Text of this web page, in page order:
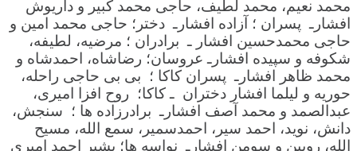
محمد نعیم، محمد لطیف، حاجی محمد کبیر و داریوش
افشارـ پسران ؛ آزاده افشارـ دختر؛ حاجی محمد امین و
حاجی محمدحسین افشار ـ برادران ؛ مرضیه، لطیفه،
شکوفه و سپیده افشارـ عروسان؛ رضاشاه، احمدشاه و
محمد ظاهر افشارـ پسران کاکا ؛ بی بی حاجی راحله،
حوریه و لیلما افشار دختران ـ کاکا؛ روح افزا امیری،
عبدالصمد و محمد آصف افشارـ برادرزاده ها ؛ سنجش،
دانش، نوید، احمد سیر، احمدسمیر، سمع الله، مسیح
الله، روبین و سومن افشارـ نواسه ها؛ بشیر احمد امیری